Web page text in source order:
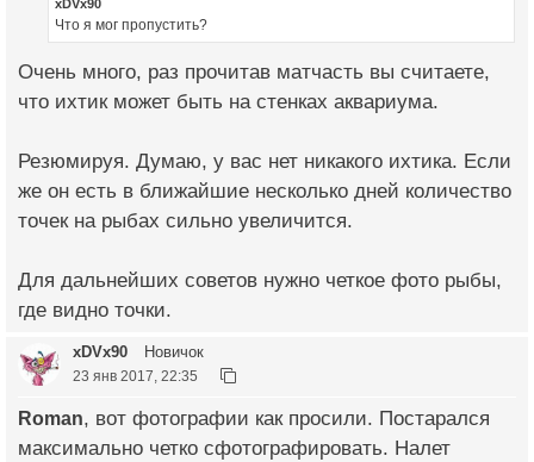
xDVx90
Что я мог пропустить?
Очень много, раз прочитав матчасть вы считаете,
что ихтик может быть на стенках аквариума.
Резюмируя. Думаю, у вас нет никакого ихтика. Если
же он есть в ближайшие несколько дней количество
точек на рыбах сильно увеличится.
Для дальнейших советов нужно четкое фото рыбы,
где видно точки.
xDVx90 Новичок
23 янв 2017, 22:35
Roman, вот фотографии как просили. Постарался
максимально четко сфотографировать. Налет